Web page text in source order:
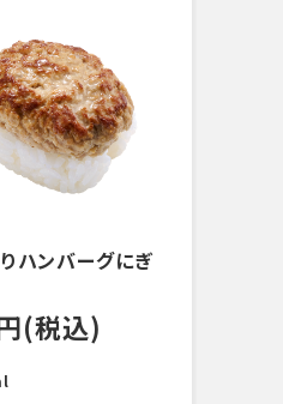
ハンバーグにぎ
(税込)